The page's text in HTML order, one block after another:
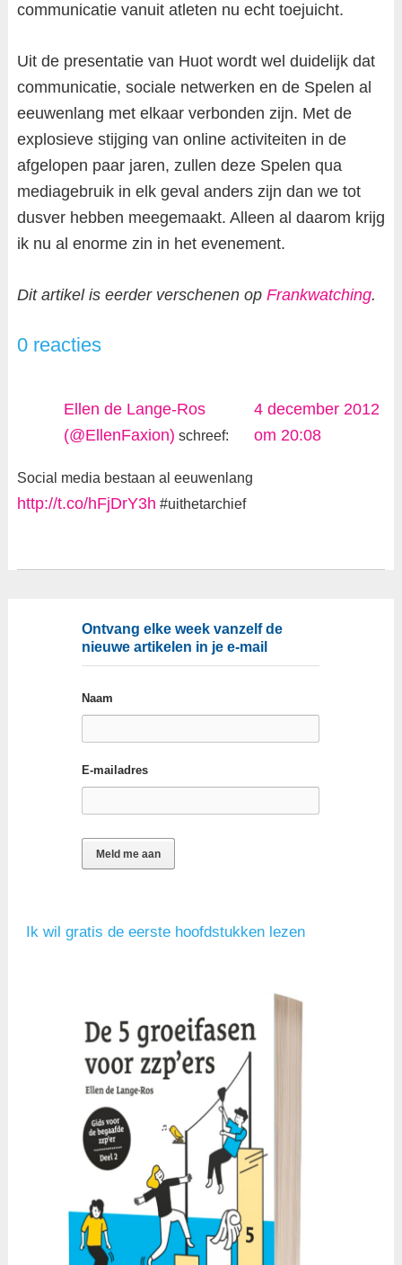
communicatie vanuit atleten nu echt toejuicht.
Uit de presentatie van Huot wordt wel duidelijk dat
communicatie, sociale netwerken en de Spelen al
eeuwenlang met elkaar verbonden zijn. Met de
explosieve stijging van online activiteiten in de
afgelopen paar jaren, zullen deze Spelen qua
mediagebruik in elk geval anders zijn dan we tot
dusver hebben meegemaakt. Alleen al daarom krijg
ik nu al enorme zin in het evenement.
Dit artikel is eerder verschenen op Frankwatching.
0 reacties
Ellen de Lange-Ros
(@EllenFaxion) schreef:
4 december 2012
om 20:08
Social media bestaan al eeuwenlang
http://t.co/hFjDrY3h #uithetarchief
Ontvang elke week vanzelf de
nieuwe artikelen in je e-mail
Naam
E-mailadres
Ik wil gratis de eerste hoofdstukken lezen